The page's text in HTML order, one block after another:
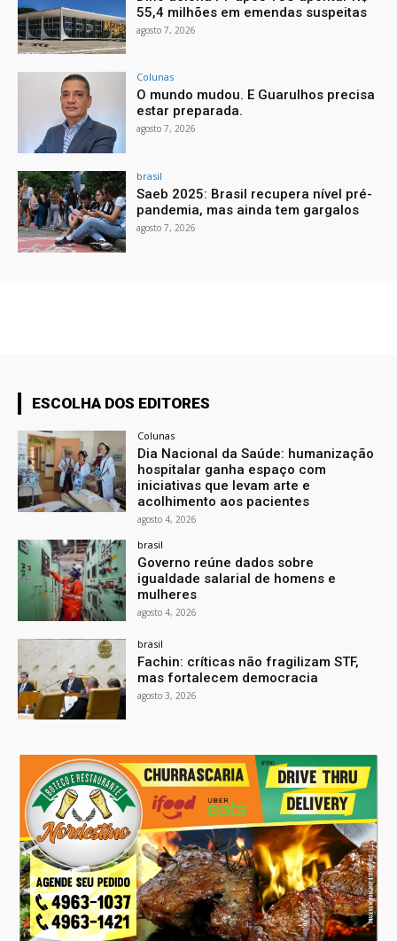
55,4 milhões em emendas suspeitas
agosto 7, 2026
Colunas
O mundo mudou. E Guarulhos precisa
estar preparada.
agosto 7, 2026
brasil
Saeb 2025: Brasil recupera nível pré-
pandemia, mas ainda tem gargalos
agosto 7, 2026
ESCOLHA DOS EDITORES
Colunas
Dia Nacional da Saúde: humanização
hospitalar ganha espaço com
iniciativas que levam arte e
acolhimento aos pacientes
agosto 4, 2026
brasil
Governo reúne dados sobre
igualdade salarial de homens e
mulheres
agosto 4, 2026
brasil
Fachin: críticas não fragilizam STF,
mas fortalecem democracia
agosto 3, 2026